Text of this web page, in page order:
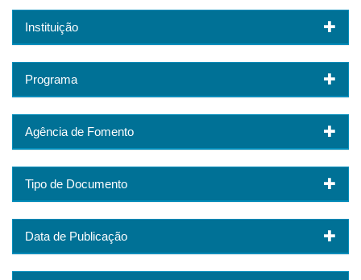
Instituição
Programa
Agência de Fomento
Tipo de Documento
Data de Publicação